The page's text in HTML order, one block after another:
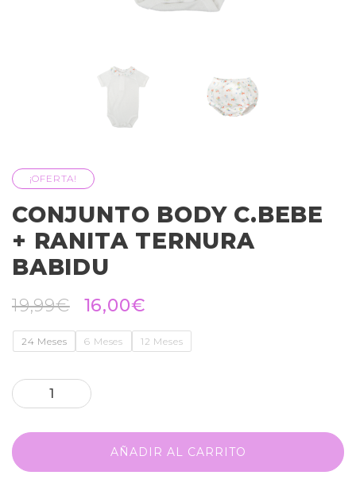
¡OFERTA!
CONJUNTO BODY C.BEBE
+ RANITA TERNURA
BABIDU
19,99€ 16,00€
24 Meses 6 Meses 12 Meses
AÑADIR AL CARRITO